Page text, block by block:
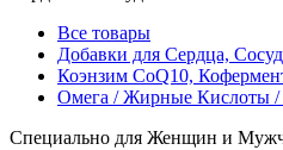
Все товары
Добавки для Сердца,
Коэнзим CoQ10,
Омега / Жирные Кислоты
Специально для Женщин и